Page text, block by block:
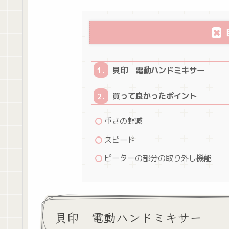
貝印 電動ハンドミキサー
買って良かったポイント
重さの軽減
スピード
ビーターの部分の取り外し機能
貝印 電動ハンドミキサー